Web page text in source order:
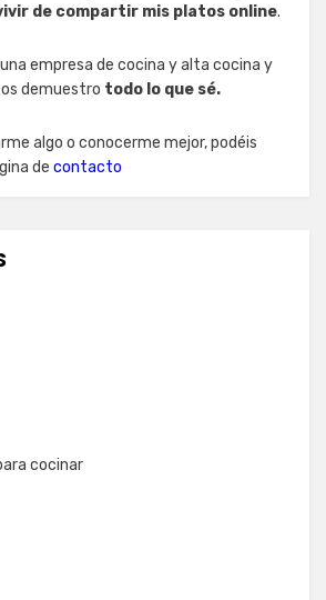
de compartir mis platos online.
empresa de cocina y alta cocina y
demuestro todo lo que sé.
algo o conocerme mejor, podéis
de contacto
cocinar